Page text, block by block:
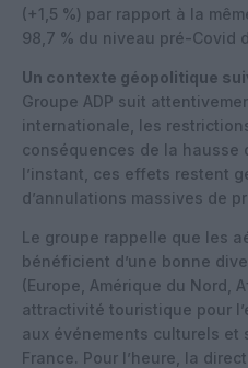
(+1,5 %) par rapport à la
98,7 % du niveau pré-Covid
Un contexte géopolitique
Groupe ADP suit
internationale, les
conséquences de la hausse
l’instant, ces effets restent
d’annulations massives de
Le groupe rappelle que les
bénéficient d’une bonne
(Europe, Amérique du Nord,
attractivité touristique pour
aux événements culturels et
France. Pour l’heure, la